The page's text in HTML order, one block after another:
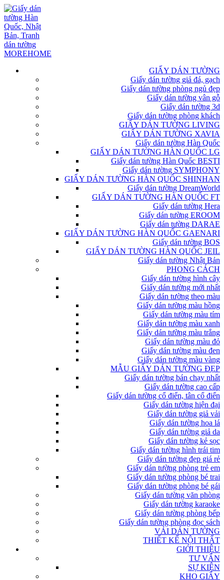
GIẤY DÁN TƯỜNG
Giấy dán tường giả đá, gạch
Giấy dán tường phòng ngủ đẹp
Giấy dán tường vân gỗ
Giấy dán tường 3d
Giấy dán tường phòng khách
GIẤY DÁN TƯỜNG LIVING
GIẤY DÁN TƯỜNG XAVIA
Giấy dán tường Hàn Quốc
GIẤY DÁN TƯỜNG HÀN QUỐC LG
Giấy dán tường Hàn Quốc BESTI
Giấy dán tường SYMPHONY
GIẤY DÁN TƯỜNG HÀN QUỐC SHINHAN
Giấy dán tường DreamWorld
GIẤY DÁN TƯỜNG HÀN QUỐC FT
Giấy dán tường Hera
Giấy dán tường EROOM
Giấy dán tường DARAE
GIẤY DÁN TƯỜNG HÀN QUỐC GAENARI
Giấy dán tường BOS
GIẤY DÁN TƯỜNG HÀN QUỐC JEIL
Giấy dán tường Nhật Bản
PHONG CÁCH
Giấy dán tường hình cây
Giấy dán tường mới nhất
Giấy dán tường theo màu
Giấy dán tường màu hồng
Giấy dán tường màu tím
Giấy dán tường màu xanh
Giấy dán tường màu trắng
Giấy dán tường màu đỏ
Giấy dán tường màu đen
Giấy dán tường màu vàng
MẪU GIẤY DÁN TƯỜNG ĐẸP
Giấy dán tường bán chạy nhất
Giấy dán tường cao cấp
Giấy dán tường cổ điển, tân cổ điển
Giấy dán tường hiện đại
Giấy dán tường giả vải
Giấy dán tường hoa lá
Giấy dán tường giả da
Giấy dán tường kẻ sọc
Giấy dán tường hình trái tim
Giấy dán tường đẹp giá rẻ
Giấy dán tường phòng trẻ em
Giấy dán tường phòng bé trai
Giấy dán tường phòng bé gái
Giấy dán tường văn phòng
Giấy dán tường karaoke
Giấy dán tường phòng bếp
Giấy dán tường phòng đọc sách
VẢI DÁN TƯỜNG
THIẾT KẾ NỘI THẤT
GIỚI THIỆU
TƯ VẤN
SỰ KIỆN
KHO GIẤY